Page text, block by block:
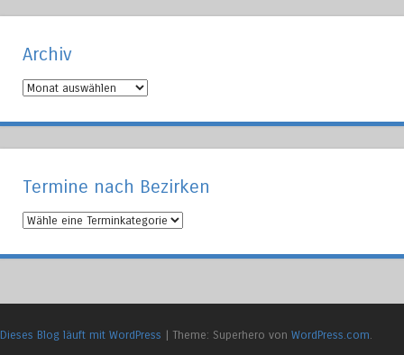
Archiv
Archiv
Termine nach Bezirken
Dieses Blog läuft mit WordPress | Theme: Superhero von WordPress.com.